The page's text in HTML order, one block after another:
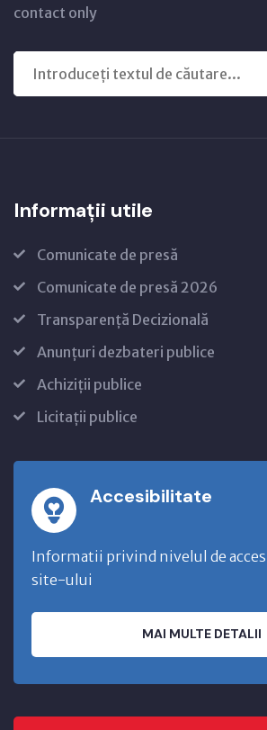
contact only
Informații utile
Comunicate de presă
Comunicate de presă 2026
Transparență Decizională
Anunțuri dezbateri publice
Achiziții publice
Licitații publice
Accesibilitate
Informatii privind nivelul de
site-ului
MAI MULTE DETALII